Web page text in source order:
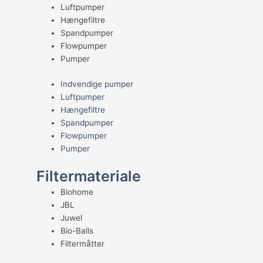
Luftpumper
Hængefiltre
Spandpumper
Flowpumper
Pumper
Indvendige pumper
Luftpumper
Hængefiltre
Spandpumper
Flowpumper
Pumper
Filtermateriale
Biohome
JBL
Juwel
Bio-Balls
Filtermåtter